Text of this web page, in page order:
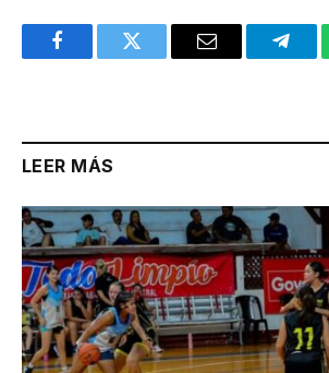
FacebookTwitter Email
LEER MÁS